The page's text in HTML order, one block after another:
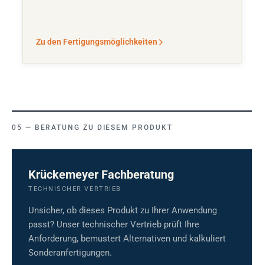
Zu den Fertigungsmöglichkeiten
BERATUNG ZU DIESEM PRODUKT
Krückemeyer Fachberatung
TECHNISCHER VERTRIEB
Unsicher, ob dieses Produkt zu Ihrer Anwendung
passt? Unser technischer Vertrieb prüft Ihre
Anforderung, bemustert Alternativen und kalkuliert
Sonderanfertigungen.